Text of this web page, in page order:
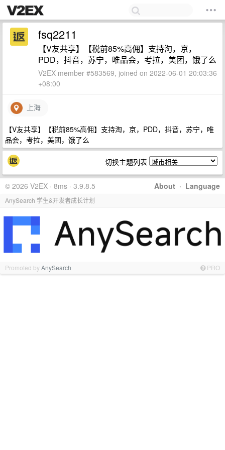
fsq2211
【V友共享】【税前85%高佣】支持淘，京，
PDD，抖音，苏宁，唯品会，考拉，美团，饿了么
V2EX member #583569, joined on 2022-06-01 20:03:36
+08:00
上海
【V友共享】【税前85%高佣】支持淘，京，PDD，抖音，苏宁，唯
品会，考拉，美团，饿了么
切换主题列表
About · Language
© 2026 V2EX · 8ms · 3.9.8.5
AnySearch 学生&开发者成长计划
Promoted byAnySearch PRO